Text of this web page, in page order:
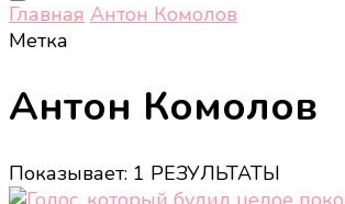
Главная Антон Комолов
Метка
Антон Комолов
Показывает: 1 РЕЗУЛЬТАТЫ